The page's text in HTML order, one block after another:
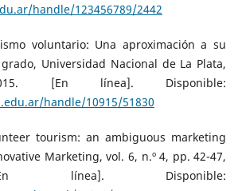
handle/123456789/2442
voluntario: Una aproximación a su
Universidad Nacional de La Plata,
[En línea]. Disponible:
handle/10915/51830
tourism: an ambiguous marketing
Marketing, vol. 6, n.º 4, pp. 42-47,
línea]. Disponible: